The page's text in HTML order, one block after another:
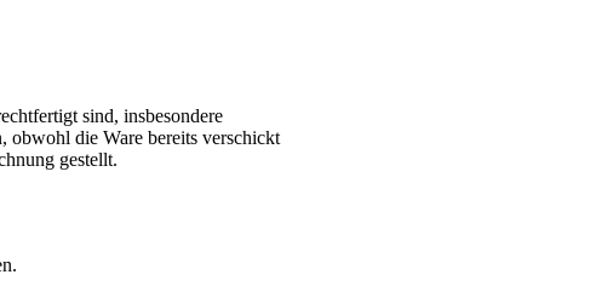
sind, insbesondere
obwohl die Ware bereits verschickt
gestellt.